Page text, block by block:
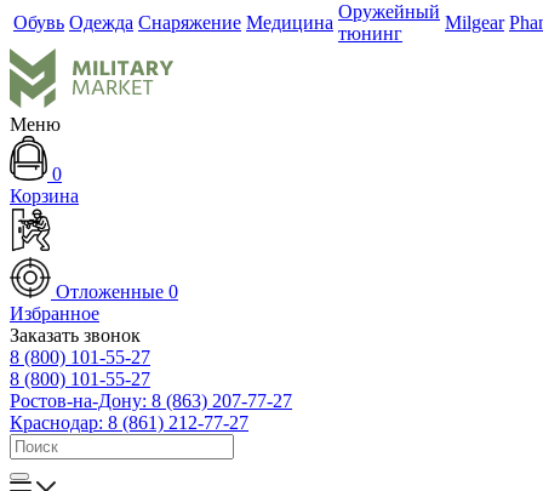
Обувь Одежда Снаряжение Медицина
Оружейный
тюнинг
Milgear
Меню
0
Корзина
Отложенные 0
Избранное
Заказать звонок
8 (800) 101-55-27
8 (800) 101-55-27
Ростов-на-Дону: 8 (863) 207-77-27
Краснодар: 8 (861) 212-77-27